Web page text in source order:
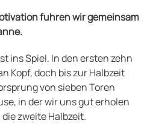
fuhren wir gemeinsam
ins Spiel. In den ersten zehn
Kopf, doch bis zur Halbzeit
von sieben Toren
in der wir uns gut erholen
zweite Halbzeit.